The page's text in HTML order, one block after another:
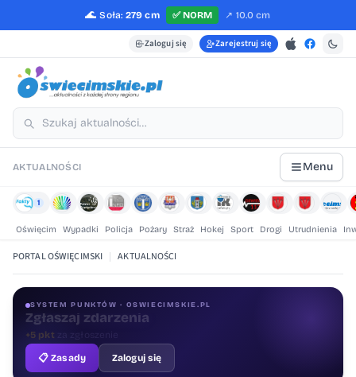
🌊 Soła: 279 cm ✅NORM ↗️ 10.0 cm
Zaloguj się Zarejestruj się
AKTUALNOŚCI Menu
1
Oświęcim Wypadki Policja Pożary Straż Hokej Sport Drogi Utrudnienia
PORTAL OŚWIĘCIMSKI | AKTUALNOŚCI
SYSTEM PUNKTÓW · OSWIECIMSKIE.PL
Oceniaj treści
+1 pktza ocenę
📋 Zasady
Zaloguj się